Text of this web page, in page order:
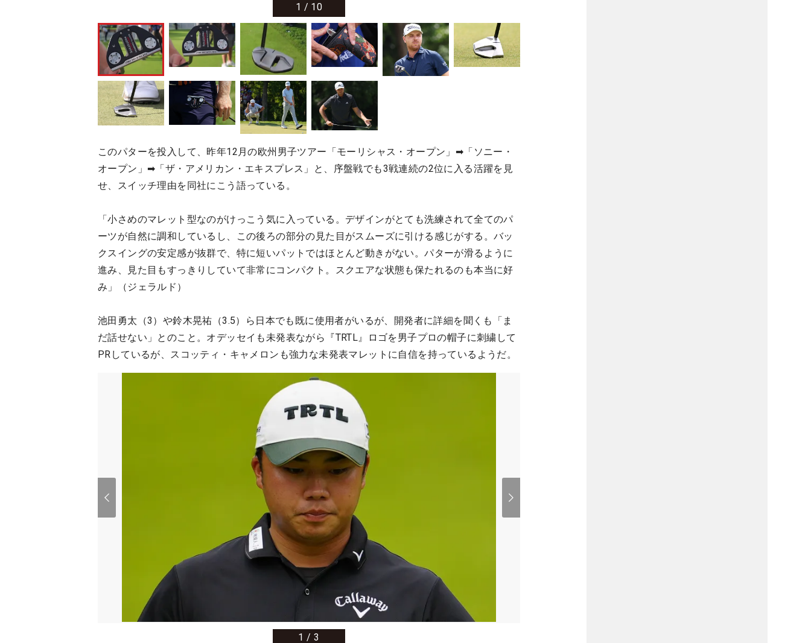
1 / 10
このパターを投入して、昨年12月の欧州男子ツアー「モーリシャス・オープン」➡「ソニー・
オープン」➡「ザ・アメリカン・エキスプレス」と、序盤戦でも3戦連続の2位に入る活躍を見
せ、スイッチ理由を同社にこう語っている。
「小さめのマレット型なのがけっこう気に入っている。デザインがとても洗練されて全てのパ
ーツが自然に調和しているし、この後ろの部分の見た目がスムーズに引ける感じがする。バッ
クスイングの安定感が抜群で、特に短いパットではほとんど動きがない。パターが滑るように
進み、見た目もすっきりしていて非常にコンパクト。スクエアな状態も保たれるのも本当に好
み」（ジェラルド）
池田勇太（3）や鈴木晃祐（3.5）ら日本でも既に使用者がいるが、開発者に詳細を聞くも「ま
だ話せない」とのこと。オデッセイも未発表ながら『TRTL』ロゴを男子プロの帽子に刺繍して
PRしているが、スコッティ・キャメロンも強力な未発表マレットに自信を持っているようだ。
1 /3